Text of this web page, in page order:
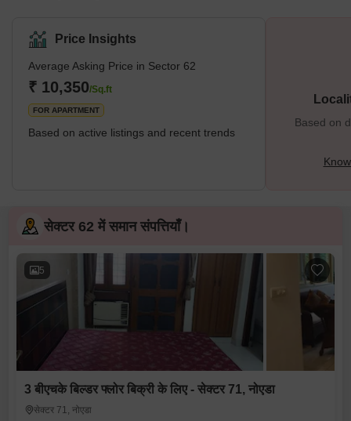
Price Insights
Average Asking Price in Sector 62
₹ 10,350/Sq.ft
FOR APARTMENT
Based on active listings and recent trends
Based on
सेक्टर 62 में समान संपत्तियाँ।
5
3 बीएचके बिल्डर फ्लोर बिक्री के लिए - सेक्टर 71, नोएडा
सेक्टर 71, नोएडा